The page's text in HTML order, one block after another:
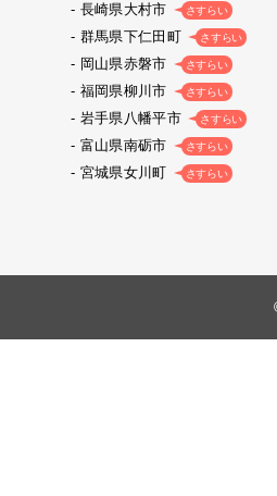
長崎県大村市 さすらい
群馬県下仁田町 さすらい
岡山県赤磐市 さすらい
福岡県柳川市 さすらい
岩手県八幡平市 さすらい
富山県南砺市 さすらい
宮城県女川町 さすらい